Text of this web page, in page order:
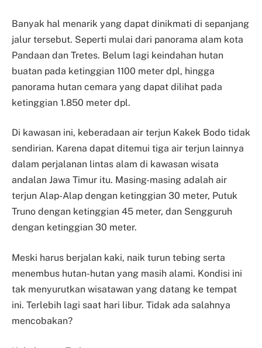
Banyak hal menarik yang dapat dinikmati di sepanjang
jalur tersebut. Seperti mulai dari panorama alam kota
Pandaan dan Tretes. Belum lagi keindahan hutan
buatan pada ketinggian 1100 meter dpl, hingga
panorama hutan cemara yang dapat dilihat pada
ketinggian 1.850 meter dpl.
Di kawasan ini, keberadaan air terjun Kakek Bodo tidak
sendirian. Karena dapat ditemui tiga air terjun lainnya
dalam perjalanan lintas alam di kawasan wisata
andalan Jawa Timur itu. Masing-masing adalah air
terjun Alap-Alap dengan ketinggian 30 meter, Putuk
Truno dengan ketinggian 45 meter, dan Sengguruh
dengan ketinggian 30 meter.
Meski harus berjalan kaki, naik turun tebing serta
menembus hutan-hutan yang masih alami. Kondisi ini
tak menyurutkan wisatawan yang datang ke tempat
ini. Terlebih lagi saat hari libur. Tidak ada salahnya
mencobakan?